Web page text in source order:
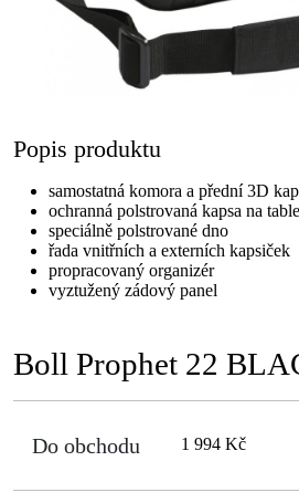
Popis produktu
samostatná komora a přední 3D
ochranná polstrovaná kapsa na
speciálně polstrované dno
řada vnitřních a externích kapsiček
propracovaný organizér
vyztužený zádový panel
Boll Prophet 22
Do obchodu 1 994 Kč